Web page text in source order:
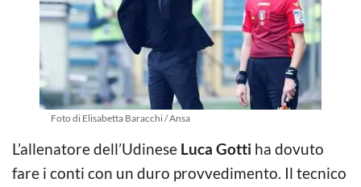
Foto di Elisabetta Baracchi / Ansa
L’allenatore dell’Udinese Luca Gotti ha dovuto
fare i conti con un duro provvedimento. Il tecnico